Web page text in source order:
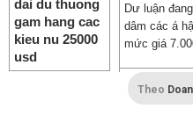
Dư luận
dâm các á
mức giá
Theo